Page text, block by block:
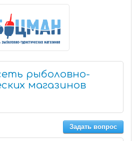
рыболовно-
магазинов
Задать вопрос